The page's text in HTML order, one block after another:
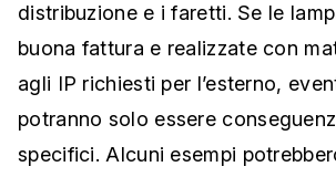
distribuzione e i faretti. Se le
buona fattura e realizzate con
agli IP richiesti per l’esterno,
potranno solo essere
specifici. Alcuni esempi